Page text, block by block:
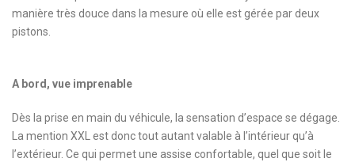
manière très douce dans la mesure où elle est gérée par deux
pistons.
A bord, vue imprenable
Dès la prise en main du véhicule, la sensation d’espace se dégage.
La mention XXL est donc tout autant valable à l’intérieur qu’à
l’extérieur. Ce qui permet une assise confortable, quel que soit le